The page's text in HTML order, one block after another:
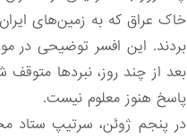
خاک عراق که به زمین‌های
بردند. این افسر توضیحی در
بعد از چند روز، نبردها
پاسخ هنوز معلوم نیست.
در پنجم ژوئن، سرتیپ ستاد